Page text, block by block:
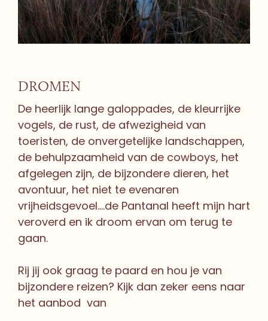
DROMEN
De heerlijk lange galoppades, de kleurrijke
vogels, de rust, de afwezigheid van
toeristen, de onvergetelijke landschappen,
de behulpzaamheid van de cowboys, het
afgelegen zijn, de bijzondere dieren, het
avontuur, het niet te evenaren
vrijheidsgevoel….de Pantanal heeft mijn hart
veroverd en ik droom ervan om terug te
gaan.
Rij jij ook graag te paard en hou je van
bijzondere reizen? Kijk dan zeker eens naar
het aanbod van